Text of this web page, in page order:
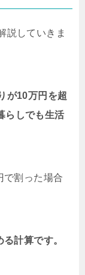
説していきま
が10万円を超
らしでも生活
で割った場合
計算です。